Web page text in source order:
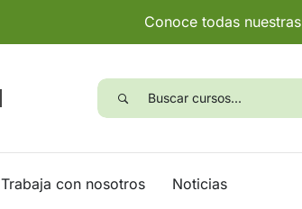
Conoce todas nuestras
Trabaja con nosotros Noticias